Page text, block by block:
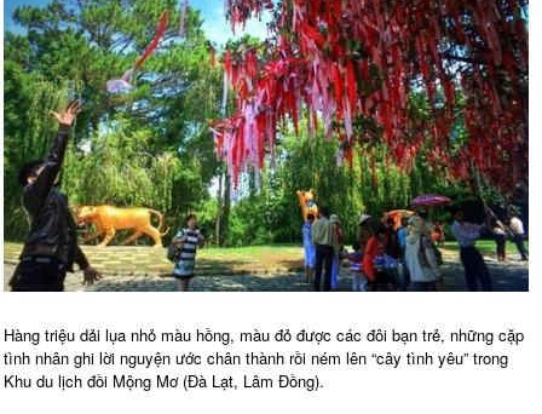
Hàng triệu dải lụa nhỏ màu hồng, màu đỏ được các đôi bạn trẻ, những cặp
tình nhân ghi lời nguyện ước chân thành rồi ném lên “cây tình yêu” trong
Khu du lịch đồi Mộng Mơ (Đà Lạt, Lâm Đồng).